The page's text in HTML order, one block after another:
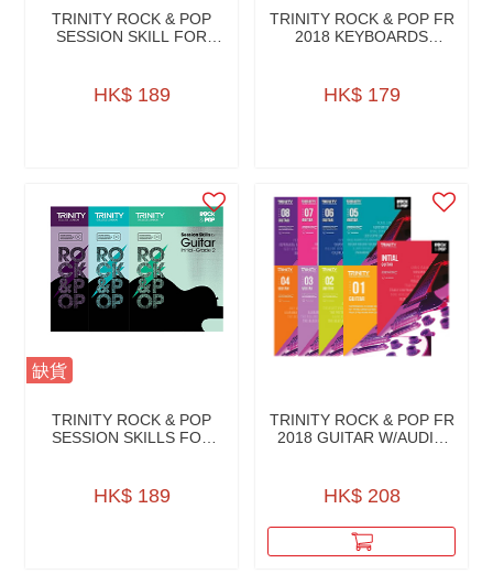
TRINITY ROCK & POP
SESSION SKILL FOR
HK$ 189
TRINITY ROCK & POP FR
2018 KEYBOARDS
HK$ 179
缺貨
TRINITY ROCK & POP
SESSION SKILLS FOR
HK$ 189
TRINITY ROCK & POP FR
2018 GUITAR W/AUDIO
HK$ 208